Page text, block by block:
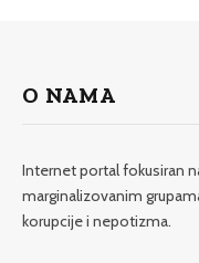
O NAMA
Internet portal fokusiran
marginalizovanim
korupcije i nepotizma.